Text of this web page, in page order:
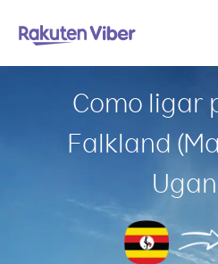
Como ligar
Falkland